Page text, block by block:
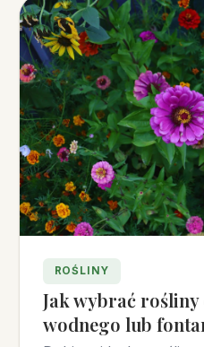
ROŚLINY
Jak wybrać rośliny
wodnego lub